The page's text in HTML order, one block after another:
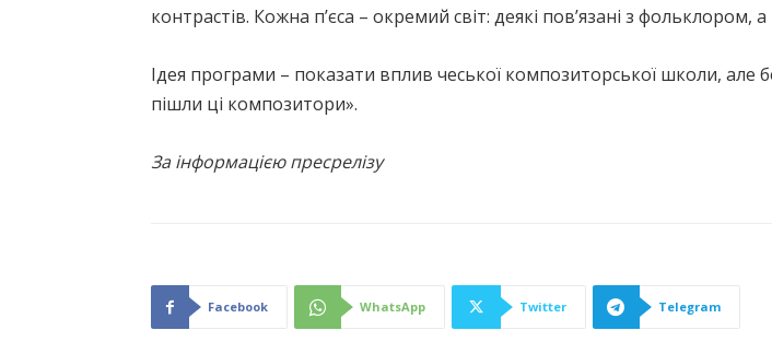
контрастів. Кожна п’єса – окремий світ: деякі пов’язані з фольклором,
Ідея програми – показати вплив чеської композиторської школи,
пішли ці композитори».
За інформацією пресрелізу
Facebook WhatsApp Twitter Telegram